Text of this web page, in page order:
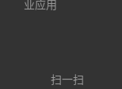
业应用
扫一扫